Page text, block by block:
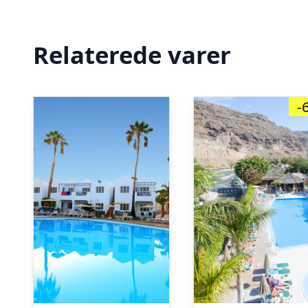
Relaterede varer
-